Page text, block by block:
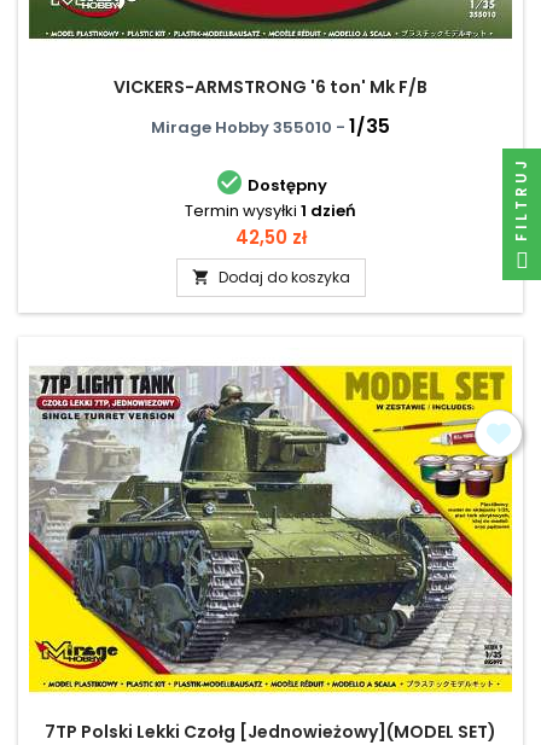
VICKERS-ARMSTRONG '6 ton' Mk F/B
Mirage Hobby 355010 - 1/35
 Dostępny
Termin wysyłki 1 dzień
Cena
42,50 zł
 Dodaj do koszyka
7TP Polski Lekki Czołg [Jednowieżowy](MODEL SET)
FILTRUJ